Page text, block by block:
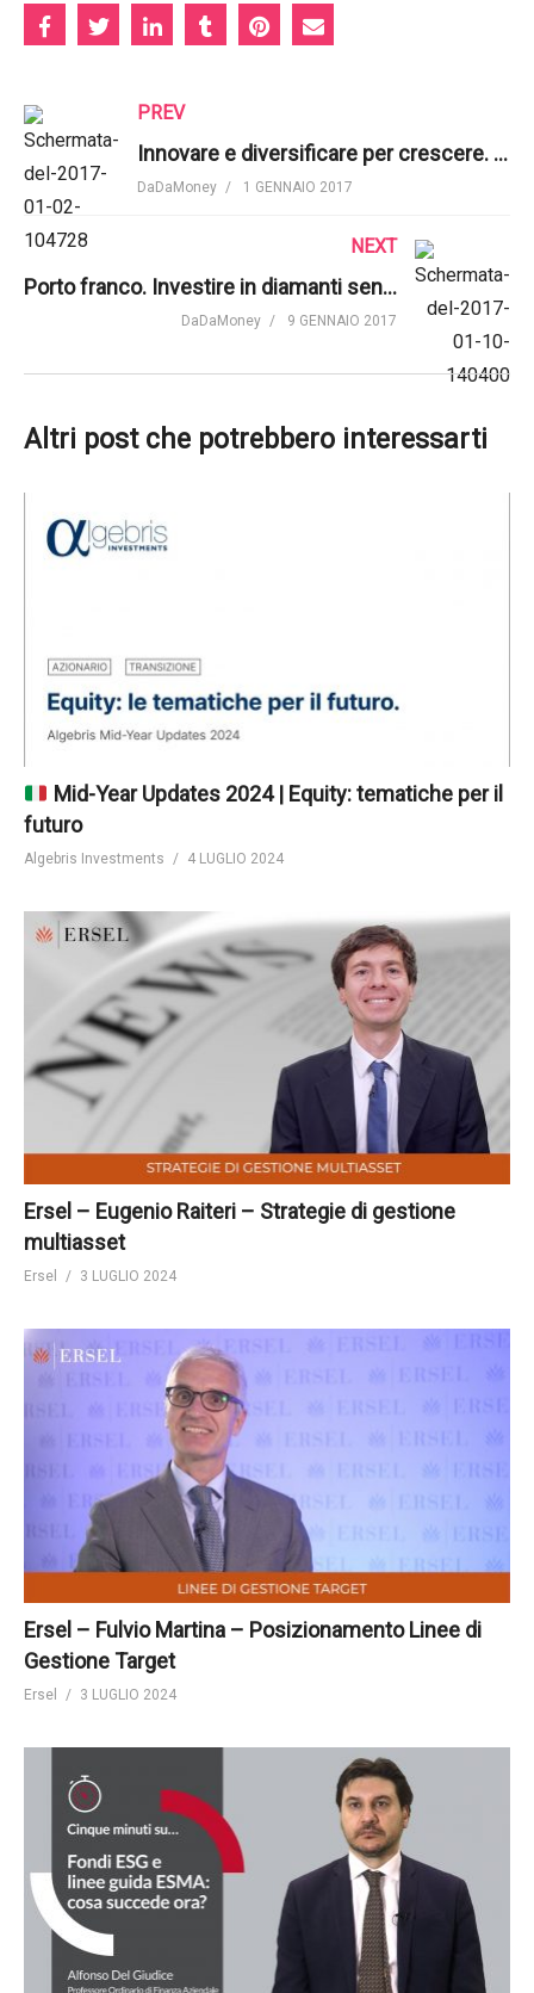
PREV
Innovare e diversificare per crescere. Mercati che fare
DaDaMoney 1 GENNAIO 2017
NEXT
Porto franco. Investire in diamanti senza possesso fisico | BForever.net
DaDaMoney 9 GENNAIO 2017
Altri post che potrebbero interessarti
Mid-Year Updates 2024 | Equity: tematiche per il
futuro
Algebris Investments 4 LUGLIO 2024
Ersel – Eugenio Raiteri – Strategie di gestione
multiasset
Ersel 3 LUGLIO 2024
Ersel – Fulvio Martina – Posizionamento Linee di
Gestione Target
Ersel 3 LUGLIO 2024